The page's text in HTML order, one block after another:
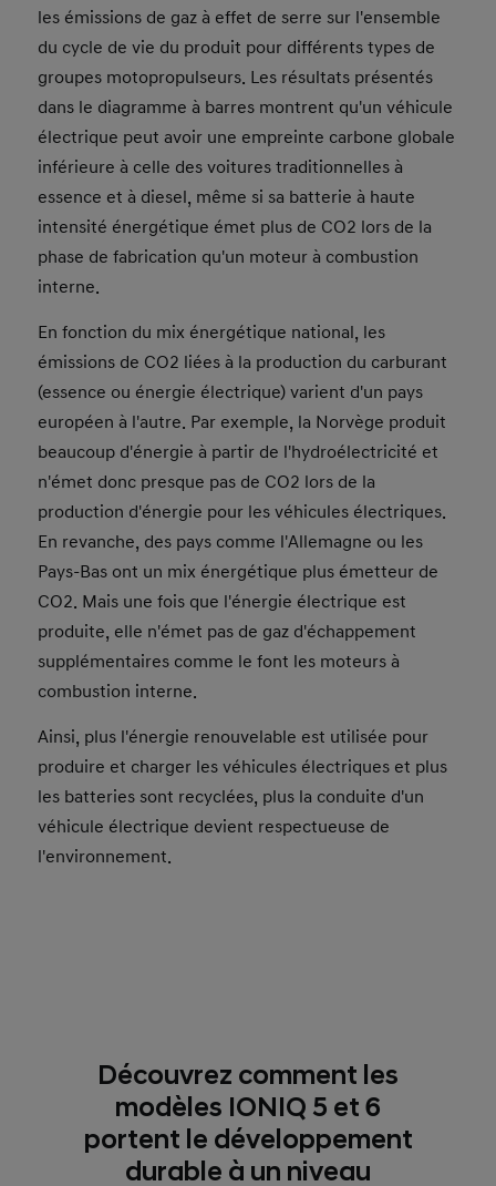
les émissions de gaz à effet de serre sur l'ensemble
du cycle de vie du produit pour différents types de
groupes motopropulseurs. Les résultats présentés
dans le diagramme à barres montrent qu'un véhicule
électrique peut avoir une empreinte carbone globale
inférieure à celle des voitures traditionnelles à
essence et à diesel, même si sa batterie à haute
intensité énergétique émet plus de CO2 lors de la
phase de fabrication qu'un moteur à combustion
interne.
En fonction du mix énergétique national, les
émissions de CO2 liées à la production du carburant
(essence ou énergie électrique) varient d'un pays
européen à l'autre. Par exemple, la Norvège produit
beaucoup d'énergie à partir de l'hydroélectricité et
n'émet donc presque pas de CO2 lors de la
production d'énergie pour les véhicules électriques.
En revanche, des pays comme l'Allemagne ou les
Pays-Bas ont un mix énergétique plus émetteur de
CO2. Mais une fois que l'énergie électrique est
produite, elle n'émet pas de gaz d'échappement
supplémentaires comme le font les moteurs à
combustion interne.
Ainsi, plus l'énergie renouvelable est utilisée pour
produire et charger les véhicules électriques et plus
les batteries sont recyclées, plus la conduite d'un
véhicule électrique devient respectueuse de
l'environnement.
Découvrez comment les
modèles IONIQ 5 et 6
portent le développement
durable à un niveau